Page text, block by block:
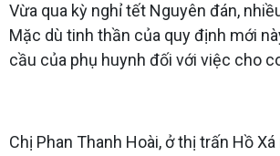
Vừa qua kỳ nghỉ tết Nguyên đán,
Mặc dù tinh thần của quy định mới
cầu của phụ huynh đối với việc cho
Chị Phan Thanh Hoài, ở thị trấn Hồ